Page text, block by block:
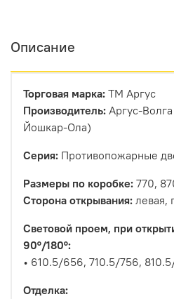
Описание
Торговая марка: ТМ Аргус
Производитель: Аргус-
Йошкар-Ола)
Серия: Противопожарные
Размеры по коробке: 770,
Сторона открывания: левая,
Световой проем, при
90°/180°:
• 610.5/656, 710.5/756,
Отделка: